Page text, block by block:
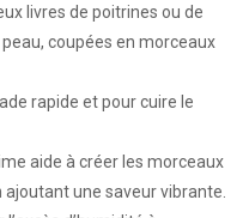
livres de poitrines ou de
coupées en morceaux
rapide et pour cuire le
aide à créer les morceaux
une saveur vibrante.